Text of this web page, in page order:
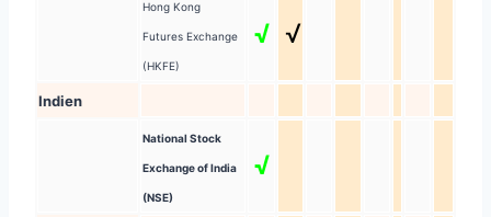
Hong Kong
Futures Exchange
(HKFE)
√ √
Indien
National Stock
Exchange of India
(NSE)
√